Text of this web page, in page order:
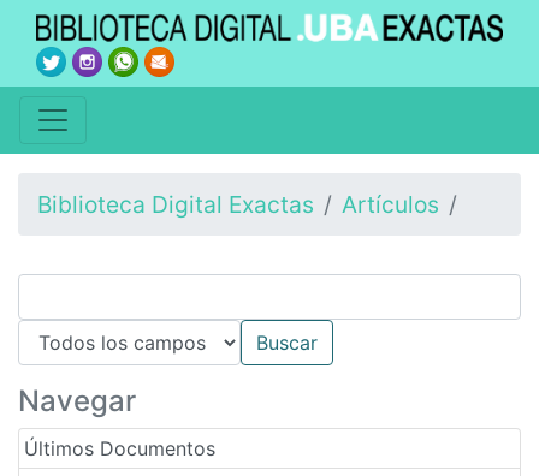
Biblioteca Digital Exactas Artículos
Navegar
Últimos Documentos